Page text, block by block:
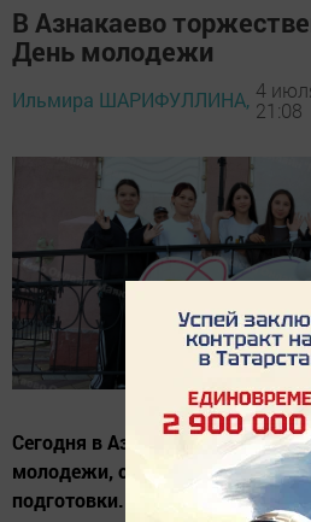
В Азнакаево
День молодежи
Ильмира ШАРИФУЛЛИНА, 4
21:08
Сегодня в Азнакаево проходит
молодежи, организованное с
подготовки.